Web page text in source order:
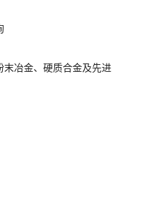
末冶金、硬质合金及先进